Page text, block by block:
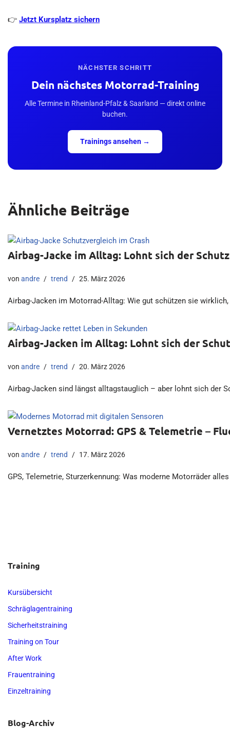
👉 Jetzt Kursplatz sichern
NÄCHSTER SCHRITT
Dein nächstes Motorrad-Training
Alle Termine in Rheinland-Pfalz & Saarland — direkt online
buchen.
Trainings ansehen →
Ähnliche Beiträge
Airbag-Jacke im Alltag: Lohnt sich der
von andre trend 25. März 2026
Airbag-Jacken im Motorrad-Alltag: Wie gut schützen sie
Airbag-Jacken im Alltag: Lohnt sich der
von andre trend 20. März 2026
Airbag-Jacken sind längst alltagstauglich – aber lohnt sich der
Vernetztes Motorrad: GPS & Telemetrie –
von andre trend 17. März 2026
GPS, Telemetrie, Sturzerkennung: Was moderne Motorräder
Training
Kursübersicht
Schräglagentraining
Sicherheitstraining
Training on Tour
After Work
Frauentraining
Einzeltraining
Blog-Archiv